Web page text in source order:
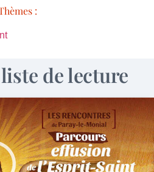
:
de lecture